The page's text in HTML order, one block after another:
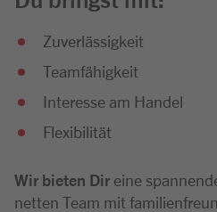
Zuverlässigkeit
Teamfähigkeit
Interesse am Handel
Flexibilität
Wir bieten Dir eine
netten Team mit